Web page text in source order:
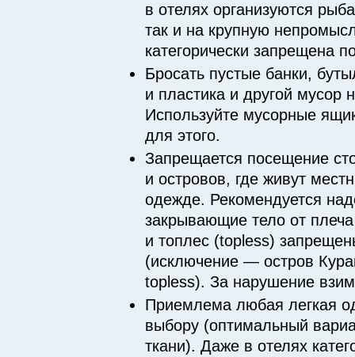
в отелях организуются
так и на крупную
категорически запрещена
Бросать пустые банки,
и пластика и другой мусор
Используйте мусорные
для этого.
Запрещается посещение
и островов, где живут
одежде. Рекомендуется
закрывающие тело от
и топлес (topless)
(исключение — остров
topless). За нарушение
Приемлема любая легкая
выбору (оптимальный
ткани). Даже в отелях